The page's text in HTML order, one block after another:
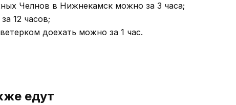
Челнов в Нижнекамск можно за 3 часа;
12 часов;
доехать можно за 1 час.
едут